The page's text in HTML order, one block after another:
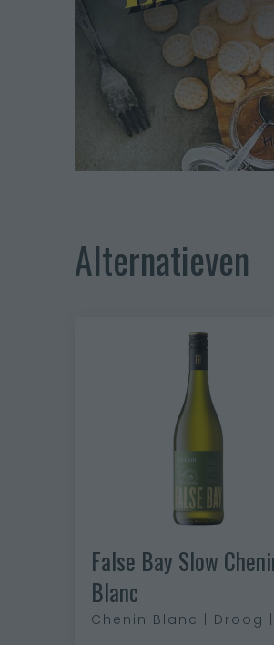
Alternatieven
False Bay Slow
Blanc
Chenin Blanc | Droog